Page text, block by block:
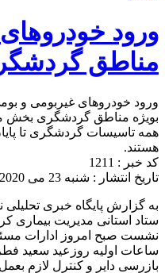
ورود
مناطق
ورود خودروهای غیربومی و
بویژه مناطق گردشگری بخش
همه تاسیسات گردشگری تا
هستند.
کد خبر : 1211
تاریخ انتشار : شنبه 23 می 2020 - 19:29
به گزارش پایگاه خبری
ستاد استانی مدیریت بیماری
نشست صبح امروز ادارات
ساعات اولیه روزعید سعید
بازرسی دایر و کنترل لازم